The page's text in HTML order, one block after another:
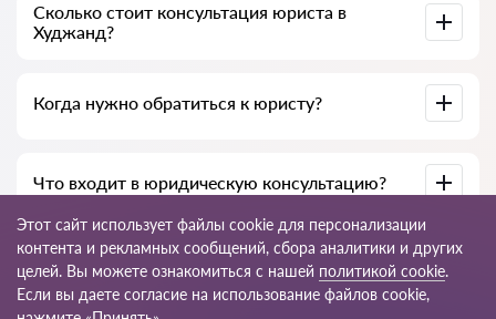
Advokat-tj.com — полезны для выбора специалиста.
Сколько стоит консультация юриста в
Худжанд?
темы вопроса.
Когда нужно обратиться к юристу?
жалобах или необходимости разъяснения закона.
Что входит в юридическую консультацию?
Анализ ситуации, разъяснение норм закона, варианты
решения, рекомендации и пошаговый план действий.
Этот сайт использует файлы cookie для персонализации
контента и рекламных сообщений, сбора аналитики и других
целей. Вы можете ознакомиться с нашей политикой cookie.
Если вы даете согласие на использование файлов cookie,